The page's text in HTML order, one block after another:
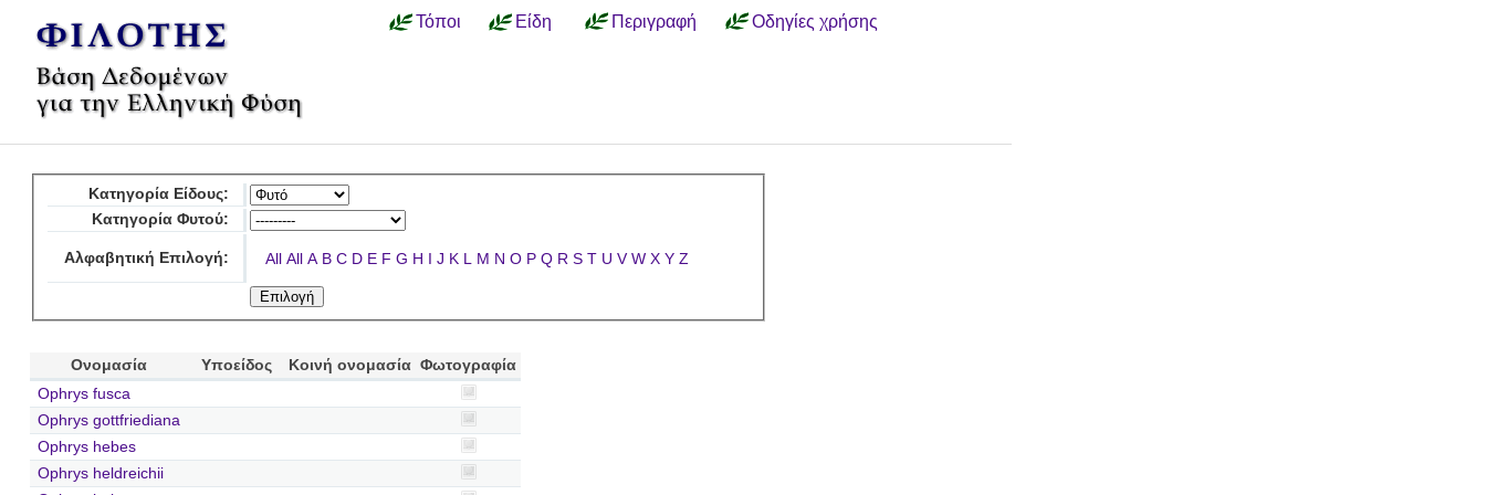
Τόποι Είδη Περιγραφή Οδηγίες χρήσης
Κατηγορία Είδους:
Κατηγορία Φυτού:
Αλφαβητική Επιλογή: All All A B C D E F G H I J K L M N O P Q R S T U V W X Y Z
Ονομασία Υποείδος Κοινή ονομασία Φωτογραφία
Ophrys fusca
Ophrys gottfriediana
Ophrys hebes
Ophrys heldreichii